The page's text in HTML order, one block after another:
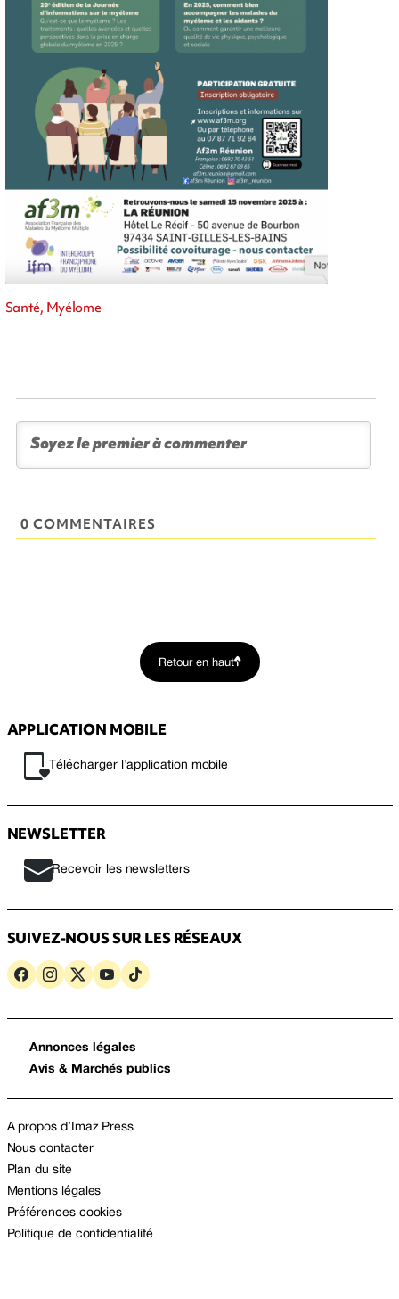
Santé, Myélome
0 COMMENTAIRES
Retour en haut
APPLICATION MOBILE
Télécharger l’application mobile
NEWSLETTER
Recevoir les newsletters
SUIVEZ-NOUS SUR LES RÉSEAUX
Annonces légales
Avis & Marchés publics
A propos d’Imaz Press
Nous contacter
Plan du site
Mentions légales
Préférences cookies
Politique de confidentialité